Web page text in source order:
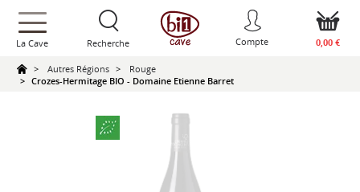
text.skipToContent
text.skipToNavigation
La Cave Recherche Compte 0,00 €
Autres Régions
Rouge
Crozes-Hermitage BIO - Domaine Etienne Barret